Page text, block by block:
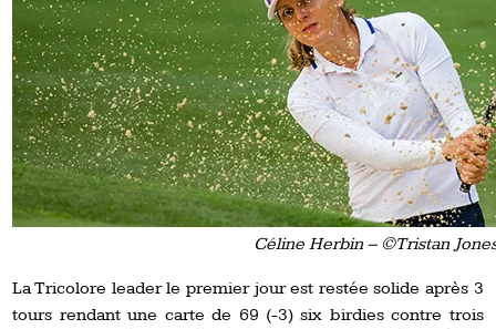
Céline Herbin – ©Tristan
La Tricolore leader le premier jour est restée solide après 3
tours rendant une carte de 69 (-3) six birdies contre trois